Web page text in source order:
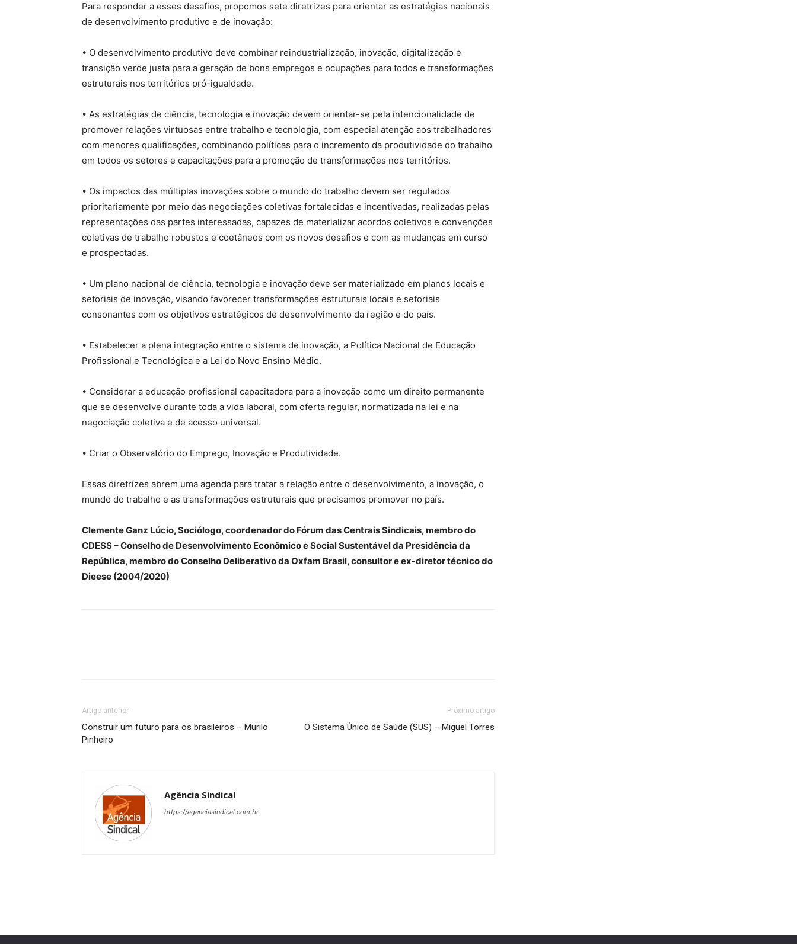
Para responder a esses desafios, propomos sete diretrizes para orientar as estratégias nacionais
de desenvolvimento produtivo e de inovação:
• O desenvolvimento produtivo deve combinar reindustrialização, inovação, digitalização e
transição verde justa para a geração de bons empregos e ocupações para todos e transformações
estruturais nos territórios pró-igualdade.
• As estratégias de ciência, tecnologia e inovação devem orientar-se pela intencionalidade de
promover relações virtuosas entre trabalho e tecnologia, com especial atenção aos trabalhadores
com menores qualificações, combinando políticas para o incremento da produtividade do trabalho
em todos os setores e capacitações para a promoção de transformações nos territórios.
• Os impactos das múltiplas inovações sobre o mundo do trabalho devem ser regulados
prioritariamente por meio das negociações coletivas fortalecidas e incentivadas, realizadas pelas
representações das partes interessadas, capazes de materializar acordos coletivos e convenções
coletivas de trabalho robustos e coetâneos com os novos desafios e com as mudanças em curso
e prospectadas.
• Um plano nacional de ciência, tecnologia e inovação deve ser materializado em planos locais e
setoriais de inovação, visando favorecer transformações estruturais locais e setoriais
consonantes com os objetivos estratégicos de desenvolvimento da região e do país.
• Estabelecer a plena integração entre o sistema de inovação, a Política Nacional de Educação
Profissional e Tecnológica e a Lei do Novo Ensino Médio.
• Considerar a educação profissional capacitadora para a inovação como um direito permanente
que se desenvolve durante toda a vida laboral, com oferta regular, normatizada na lei e na
negociação coletiva e de acesso universal.
• Criar o Observatório do Emprego, Inovação e Produtividade.
Essas diretrizes abrem uma agenda para tratar a relação entre o desenvolvimento, a inovação, o
mundo do trabalho e as transformações estruturais que precisamos promover no país.
Clemente Ganz Lúcio, Sociólogo, coordenador do Fórum das Centrais Sindicais, membro do
CDESS – Conselho de Desenvolvimento Econômico e Social Sustentável da Presidência da
República, membro do Conselho Deliberativo da Oxfam Brasil, consultor e ex-diretor técnico do
Dieese (2004/2020)
Artigo anterior
Construir um futuro para os brasileiros – Murilo
Pinheiro
Próximo artigo
O Sistema Único de Saúde (SUS) – Miguel Torres
Agência Sindical
https://agenciasindical.com.br